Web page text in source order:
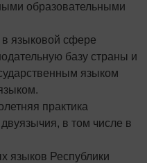
образовательными
в языковой сфере
базу страны и
языком
практика
в том числе в
языков Республики